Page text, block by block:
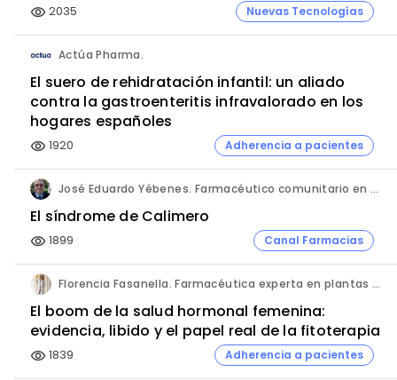
visibility 2035 Nuevas Tecnologías
Actúa Pharma.
El suero de rehidratación infantil: un aliado
contra la gastroenteritis infravalorado en los
hogares españoles
visibility 1920 Adherencia a pacientes
José Eduardo Yébenes. Farmacéutico comunitario en Mijas (Málaga).
El síndrome de Calimero
visibility 1899 Canal Farmacias
Florencia Fasanella. Farmacéutica experta en plantas medicinales.
El boom de la salud hormonal femenina:
evidencia, libido y el papel real de la fitoterapia
visibility 1839 Adherencia a pacientes